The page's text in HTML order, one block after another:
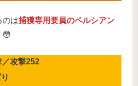
のは捕獲専用要員のペルシアン
😳
／攻撃252